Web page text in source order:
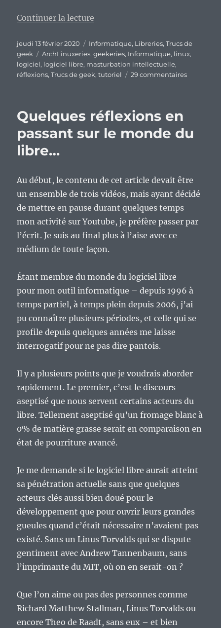
Continuer la lecture
Publié
le
jeudi 13 février 2020 Catégories
Informatique, Libreries,Trucs de
geek
Étiquettes
ArchLinuxeries,geekeries, Informatique, linux,
logiciel, logiciel libre, masturbation intellectuelle,
réflexions,Trucs de geek,tutoriel 29 commentairessur
:
qui
été
énorme
Quelques réflexions en
passant sur le monde du
libre…
Au début, le contenu de cet article devait être
un ensemble de trois vidéos, mais ayant décidé
de mettre en pause durant quelques temps
mon activité sur Youtube, je préfère passer par
l’écrit. Je suis au final plus à l’aise avec ce
médium de toute façon.
Étant membre du monde du logiciel libre –
pour mon outil informatique – depuis 1996 à
temps partiel, à temps plein depuis 2006, j’ai
pu connaître plusieurs périodes, et celle qui se
profile depuis quelques années me laisse
interrogatif pour ne pas dire pantois.
Il y a plusieurs points que je voudrais aborder
rapidement. Le premier, c’est le discours
aseptisé que nous servent certains acteurs du
libre. Tellement aseptisé qu’un fromage blanc à
0% de matière grasse serait en comparaison en
état de pourriture avancé.
Je me demande si le logiciel libre aurait atteint
sa pénétration actuelle sans que quelques
acteurs clés aussi bien doué pour le
développement que pour ouvrir leurs grandes
gueules quand c’était nécessaire n’avaient pas
existé. Sans un Linus Torvalds qui se dispute
gentiment avec Andrew Tannenbaum, sans
l’imprimante du MIT, où on en serait-on ?
Que l’on aime ou pas des personnes comme
Richard Matthew Stallman, Linus Torvalds ou
encore Theo de Raadt, sans eux – et bien